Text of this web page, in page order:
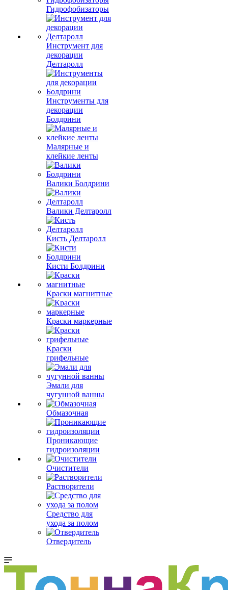
Гидрофобизаторы
Инструмент для
декорации
Делтаролл
Инструменты для
декорации
Болдрини
Малярные и
клейкие ленты
Валики Болдрини
Валики Делтаролл
Кисть Делтаролл
Кисти Болдрини
Краски магнитные
Краски маркерные
Краски
грифельные
Эмали для
чугунной ванны
Обмазочная
Проникающие
гидроизоляции
Очистители
Растворители
Средство для
ухода за полом
Отвердитель